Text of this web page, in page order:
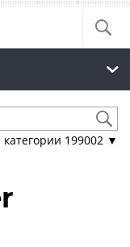
категории 199002 ▼